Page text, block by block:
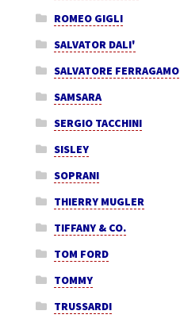
ROMEO GIGLI
SALVATOR DALI'
SALVATORE FERRAGAMO
SAMSARA
SERGIO TACCHINI
SISLEY
SOPRANI
THIERRY MUGLER
TIFFANY & CO.
TOM FORD
TOMMY
TRUSSARDI